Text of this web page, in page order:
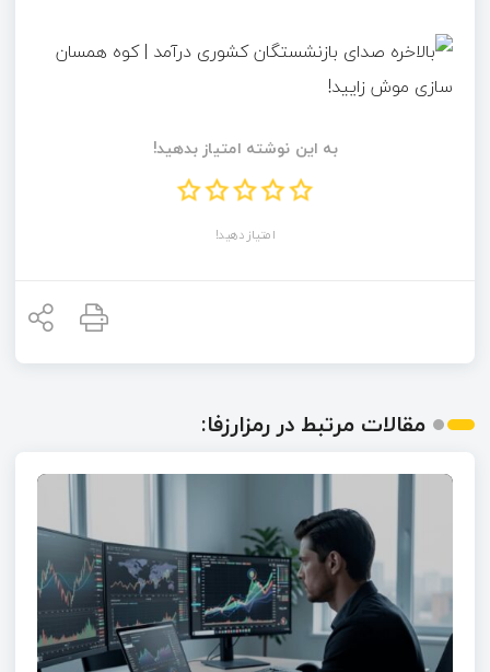
به این نوشته امتیاز بدهید!
امتیاز دهید!
مقالات مرتبط در رمزارزفا: